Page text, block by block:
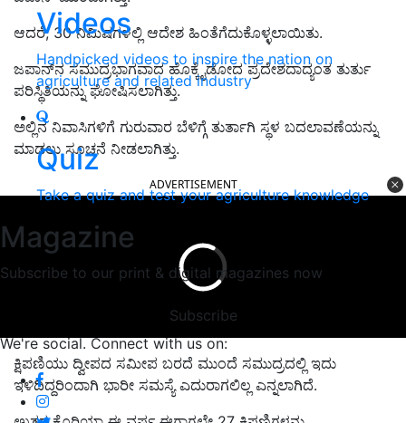
Videos
Handpicked videos to inspire the nation on
agriculture and related industry
Quiz
Take a quiz and test your agriculture knowledge
Magazine
Subscribe to our print & digital magazines now
Subscribe
We're social. Connect with us on:
ಆದರೆ, 30 ನಿಮಿಷಗಳಲ್ಲಿ ಆದೇಶ ಹಿಂತೆಗೆದುಕೊಳ್ಳಲಾಯಿತು.
ಜಪಾನ್‌ನ ಸಮುದ್ರಭಾಗವಾದ ಹೊಕ್ಕೈಡೋದ ಪ್ರದೇಶದಾದ್ಯಂತ ತುರ್ತು
ಪರಿಸ್ಥಿತಿಯನ್ನು ಘೋಷಿಸಲಾಗಿತ್ತು.
ಅಲ್ಲಿನನಿವಾಸಿಗಳಿಗೆ ಗುರುವಾರ ಬೆಳಿಗ್ಗೆ ತುರ್ತಾಗಿ ಸ್ಥಳ ಬದಲಾವಣೆಯನ್ನು
ಮಾಡಲು ಸೂಚನೆ ನೀಡಲಾಗಿತ್ತು.
ADVERTISEMENT
ಕ್ಷಿಪಣಿಯು ದ್ವೀಪದ ಸಮೀಪ ಬರದೆ ಮುಂದೆ ಸಮುದ್ರದಲ್ಲಿ ಇದು
ಇಳಿದಿದ್ದರಿಂದಾಗಿ ಭಾರೀ ಸಮಸ್ಯೆ ಎದುರಾಗಲಿಲ್ಲ ಎನ್ನಲಾಗಿದೆ.